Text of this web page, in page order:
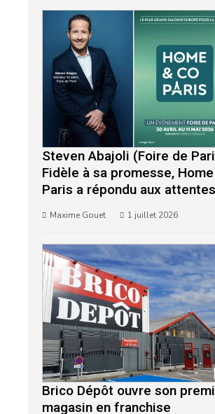
Steven Abajoli (Foire de
Fidèle à sa promesse,
Paris a répondu aux
Maxime Gouet 1 juillet 2026
Brico Dépôt ouvre son
magasin en franchise